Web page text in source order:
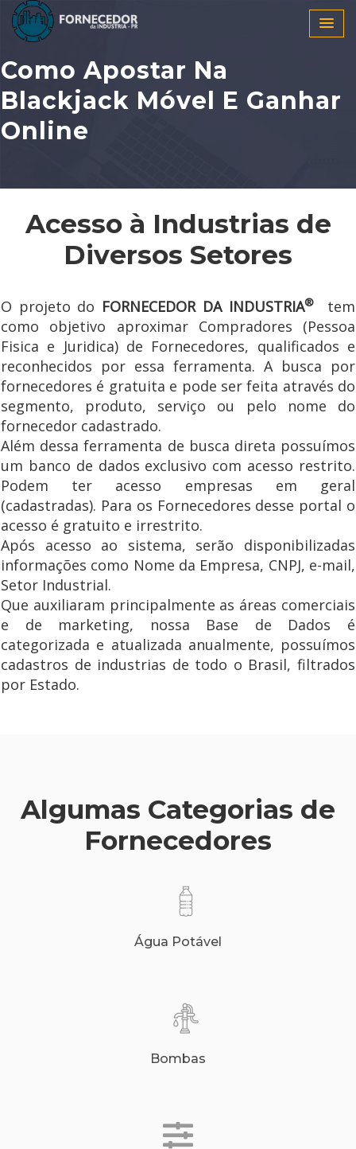
Como Apostar Na
Blackjack Móvel E Ganhar
Online
Acesso à Industrias de
Diversos Setores
O projeto do FORNECEDOR DA INDUSTRIA®tem
como objetivo aproximar Compradores (Pessoa
Fisica e Juridica) de Fornecedores, qualificados e
reconhecidos por essa ferramenta. A busca por
fornecedores é gratuita e pode ser feita através do
segmento, produto, serviço ou pelo nome do
fornecedor cadastrado.
Além dessa ferramenta de busca direta possuímos
um banco de dados exclusivo com acesso restrito.
Podem ter acesso empresas em geral
(cadastradas). Para os Fornecedores desse portal o
acesso é gratuito e irrestrito.
Após acesso ao sistema, serão disponibilizadas
informações como Nome da Empresa, CNPJ, e-mail,
Setor Industrial.
Que auxiliaram principalmente as áreas comerciais
e de marketing, nossa Base de Dados é
categorizada e atualizada anualmente, possuímos
cadastros de industrias de todo o Brasil, filtrados
por Estado.
Algumas Categorias de
Fornecedores
Água Potável
Bombas